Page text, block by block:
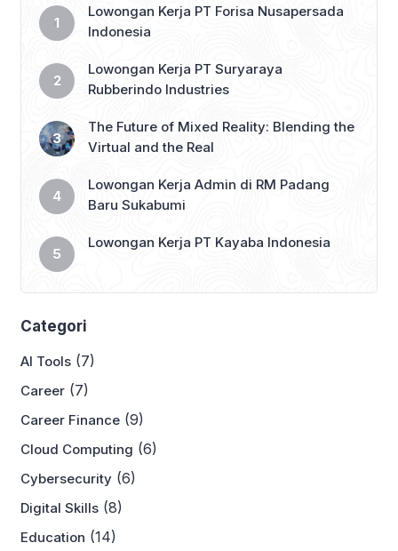
Lowongan Kerja PT Forisa Nusapersada
Indonesia
Lowongan Kerja PT Suryaraya
Rubberindo Industries
The Future of Mixed Reality: Blending the
Virtual and the Real
Lowongan Kerja Admin di RM Padang
Baru Sukabumi
Lowongan Kerja PT Kayaba Indonesia
Categori
AI Tools (7)
Career (7)
Career Finance (9)
Cloud Computing (6)
Cybersecurity (6)
Digital Skills (8)
Education (14)